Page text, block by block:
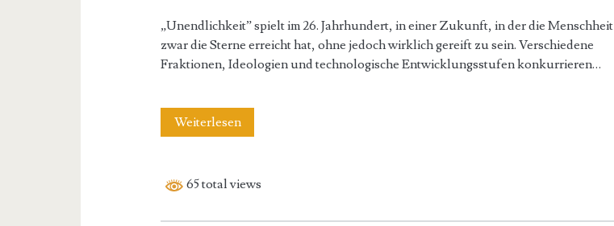
„Unendlichkeit” spielt im 26. Jahrhundert, in einer Zukunft, in der die Menschheit
zwar die Sterne erreicht hat, ohne jedoch wirklich gereift zu sein. Verschiedene
Fraktionen, Ideologien und technologische Entwicklungsstufen konkurrieren…
WeiterlesenUnendlichkeit
65 total views